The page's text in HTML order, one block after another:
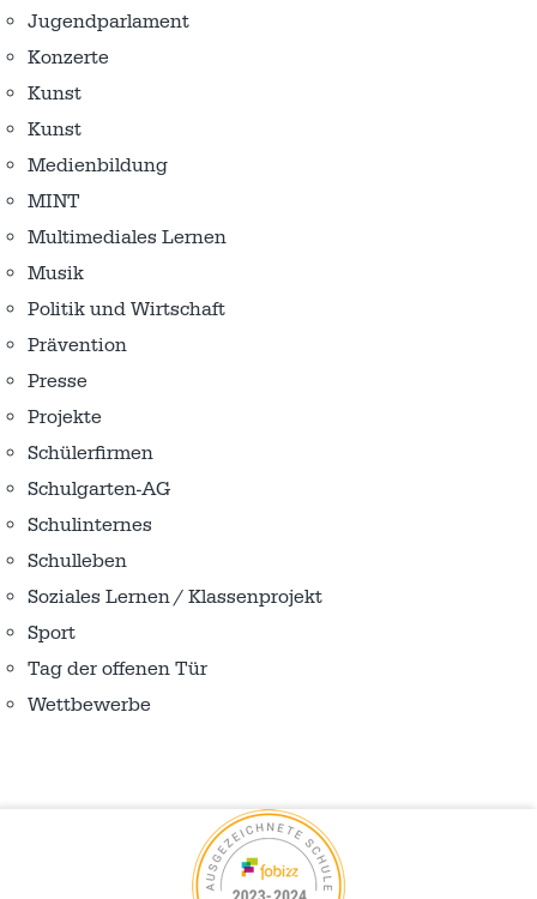
Jugendparlament
Konzerte
Kunst
Kunst
Medienbildung
MINT
Multimediales Lernen
Musik
Politik und Wirtschaft
Prävention
Presse
Projekte
Schülerfirmen
Schulgarten-AG
Schulinternes
Schulleben
Soziales Lernen / Klassenprojekt
Sport
Tag der offenen Tür
Wettbewerbe